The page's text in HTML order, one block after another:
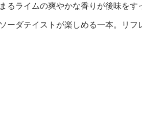
ライムの爽やかな香りが後味をす
ダテイストが楽しめる一本。リ